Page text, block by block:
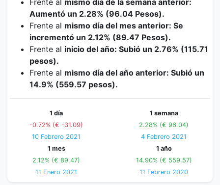
Frente al mismo día de la semana anterior:
Aumentó un 2.28% (96.04 Pesos).
Frente al mismo día del mes anterior: Se
incrementó un 2.12% (89.47 Pesos).
Frente al inicio del año: Subió un 2.76% (115.71
pesos).
Frente al mismo día del año anterior: Subió un
14.9% (559.57 pesos).
1 día
-0.72% (€ -31.09)
10 Febrero 2021
1 semana
2.28% (€ 96.04)
4 Febrero 2021
1 mes
2.12% (€ 89.47)
11 Enero 2021
1 año
14.90% (€ 559.57)
11 Febrero 2020